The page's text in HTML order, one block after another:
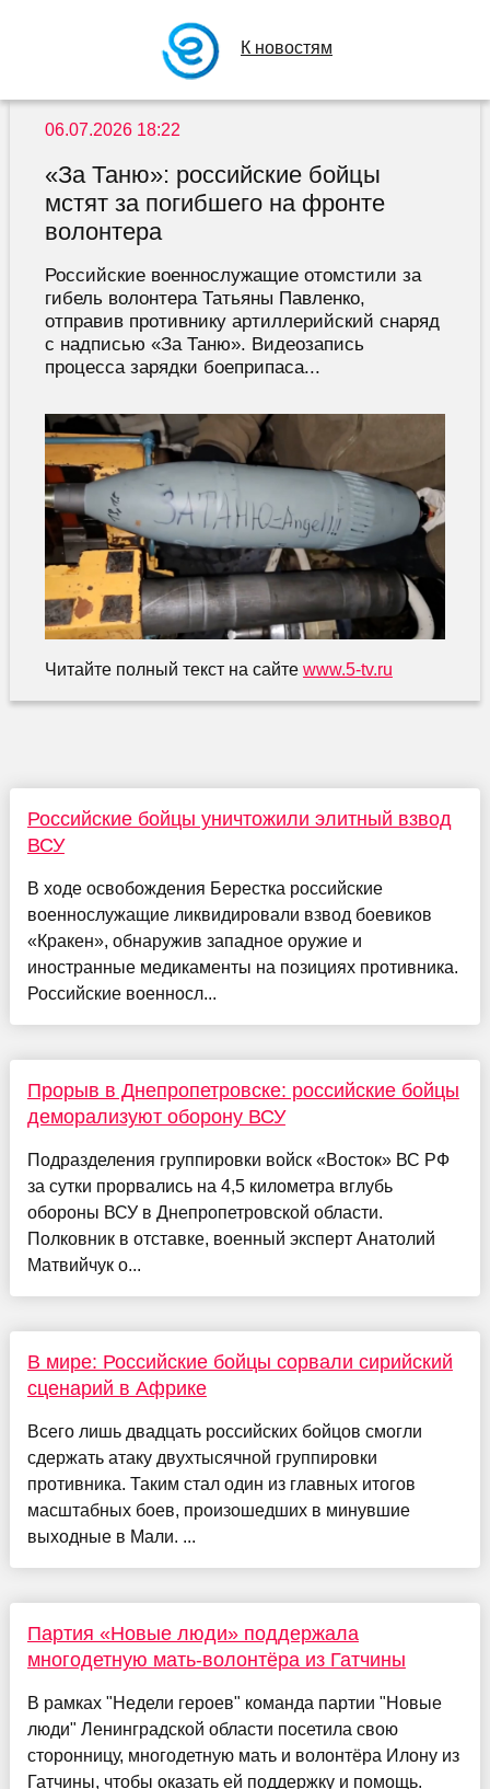
К новостям
06.07.2026 18:22
«За Таню»: российские бойцы
мстят за погибшего на фронте
волонтера
Российские военнослужащие отомстили за
гибель волонтера Татьяны Павленко,
отправив противнику артиллерийский снаряд
с надписью «За Таню». Видеозапись
процесса зарядки боеприпаса...
Читайте полный текст на сайте www.5-tv.ru
Российские бойцы уничтожили элитный взвод
ВСУ
В ходе освобождения Берестка российские
военнослужащие ликвидировали взвод боевиков
«Кракен», обнаружив западное оружие и
иностранные медикаменты на позициях противника.
Российские военносл...
Прорыв в Днепропетровске: российские бойцы
деморализуют оборону ВСУ
Подразделения группировки войск «Восток» ВС РФ
за сутки прорвались на 4,5 километра вглубь
обороны ВСУ в Днепропетровской области.
Полковник в отставке, военный эксперт Анатолий
Матвийчук о...
В мире: Российские бойцы сорвали сирийский
сценарий в Африке
Всего лишь двадцать российских бойцов смогли
сдержать атаку двухтысячной группировки
противника. Таким стал один из главных итогов
масштабных боев, произошедших в минувшие
выходные в Мали. ...
Партия «Новые люди» поддержала
многодетную мать-волонтёра из Гатчины
В рамках "Недели героев" команда партии "Новые
люди" Ленинградской области посетила свою
сторонницу, многодетную мать и волонтёра Илону из
Гатчины, чтобы оказать ей поддержку и помощь.